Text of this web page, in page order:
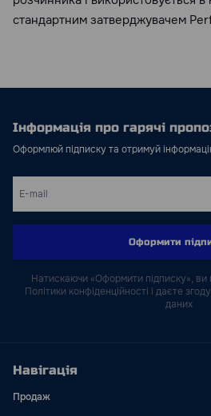
стандартним затверджувачем
Інформація про гарячі
Оформлюй підписку та отримуй
Оформити
Натискаючи «Оформити підписку»,
Політики конфіденційності і даєте
даних
Навігація
Продаж